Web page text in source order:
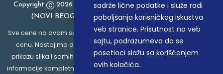
sadrže lične podatke i služe radi
poboljšanja korisničkog iskustva
veb stranice. Prisutnost na veb
sajtu, podrazumeva da se
posetioci slažu sa korišćenjem
ovih kolačića.
Copyright
2026 Knjizara.com - MAKART DOO BEOGRAD
(NOVI BEOGRAD), PIB: 105184104, MB: 20337524
Sve cene na ovom sajtu iskazane su u dinarima. PDV je uračunat u
cenu. Nastojimo da budemo što precizniji u opisu proizvoda,
prikazu slika i samih cena, ali ne možemo garantovati da su sve
informacije kompletne i bez grešaka. Svi artikli prikazani na sajtu su